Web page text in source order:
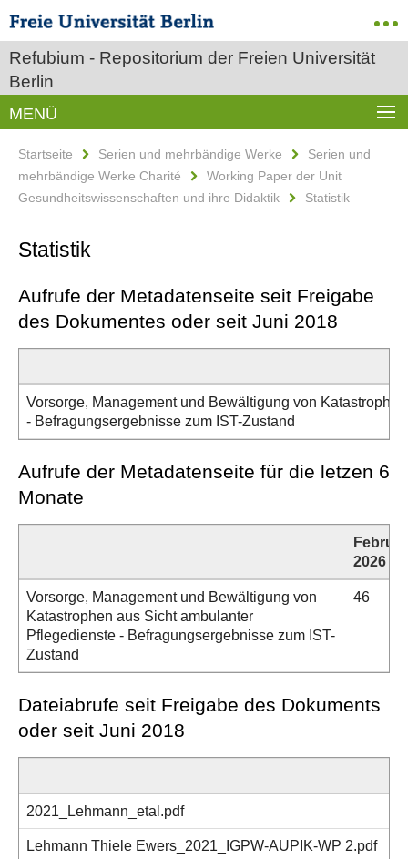
Refubium - Repositorium der Freien Universität
Berlin
MENÜ
Startseite Serien und mehrbändige Werke
Serien und
mehrbändige Werke Charité
Working Paper der Unit
Gesundheitswissenschaften und ihre Didaktik
Statistik
Statistik
Aufrufe der Metadatenseite seit Freigabe
des Dokumentes oder seit Juni 2018
Vorsorge, Management und Bewältigung von
- Befragungsergebnisse zum IST-Zustand
Aufrufe der Metadatenseite für die letzen 6
Monate
Februar
2026
Vorsorge, Management und Bewältigung von
Katastrophen aus Sicht ambulanter
Pflegedienste - Befragungsergebnisse zum IST-
Zustand
46
Dateiabrufe seit Freigabe des Dokuments
oder seit Juni 2018
2021_Lehmann_etal.pdf
Lehmann Thiele Ewers_2021_IGPW-AUPIK-WP 2.pdf